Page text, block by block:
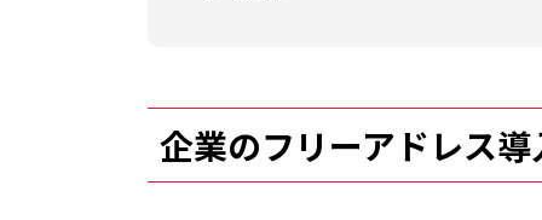
企業のフリーアドレス導